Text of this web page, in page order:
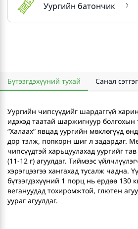
Уургийн батончик
Бүтээгдэхүүний тухай Санал
Уургийн чипсүүдийг шардаггүй
идэхэд таатай шаржигнуур болгохын
“Халаах” явцад уургийн мөхлөгүүд
дор тэлж, попкорн шиг л задардаг.
чипсүүдтэй харьцуулахад уургийг
(11-12 г) агуулдаг. Тиймээс
хэрэгцээгээ хангахад тусалж чадна.
бүтээгдэхүүний 1 порц нь ердөө 130
вегануудад тохиромжтой, глютен
уураг агуулдаг.